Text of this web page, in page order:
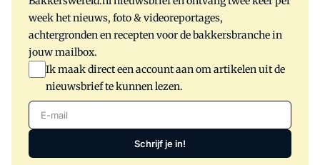
week het nieuws, foto & videoreportages,
achtergronden en recepten voor de bakkersbranche in
jouw mailbox.
Ik maak direct een account aan om artikelen uit de
nieuwsbrief te kunnen lezen.
E-mail
Schrijf je in!